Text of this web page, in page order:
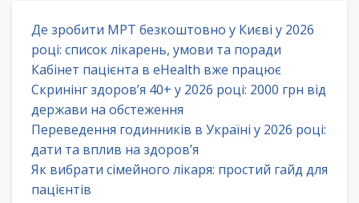
Де зробити МРТ безкоштовно у Києві у 2026
році: список лікарень, умови та поради
Кабінет пацієнта в eHealth вже працює
Скринінг здоров’я 40+ у 2026 році: 2000 грн від
держави на обстеження
Переведення годинників в Україні у 2026 році:
дати та вплив на здоров’я
Як вибрати сімейного лікаря: простий гайд для
пацієнтів